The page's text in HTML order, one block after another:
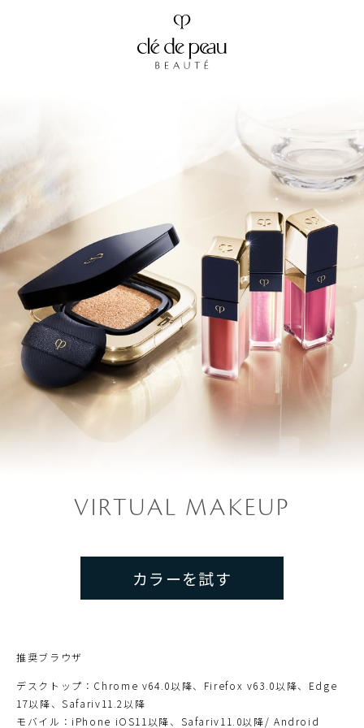
VIRTUAL MAKEUP
カラーを試す
推奨ブラウザ
デスクトップ：Chrome v64.0以降、Firefox v63.0以降、Edge
17以降、Safariv11.2以降
モバイル：iPhone iOS11以降、Safariv11.0以降/ Android